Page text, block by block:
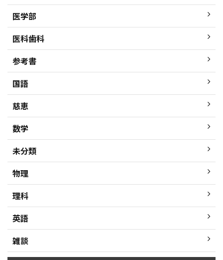
医学部
医科歯科
参考書
国語
慈恵
数学
未分類
物理
理科
英語
雑談